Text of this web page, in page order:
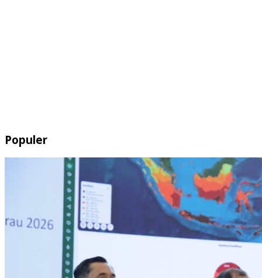
Populer